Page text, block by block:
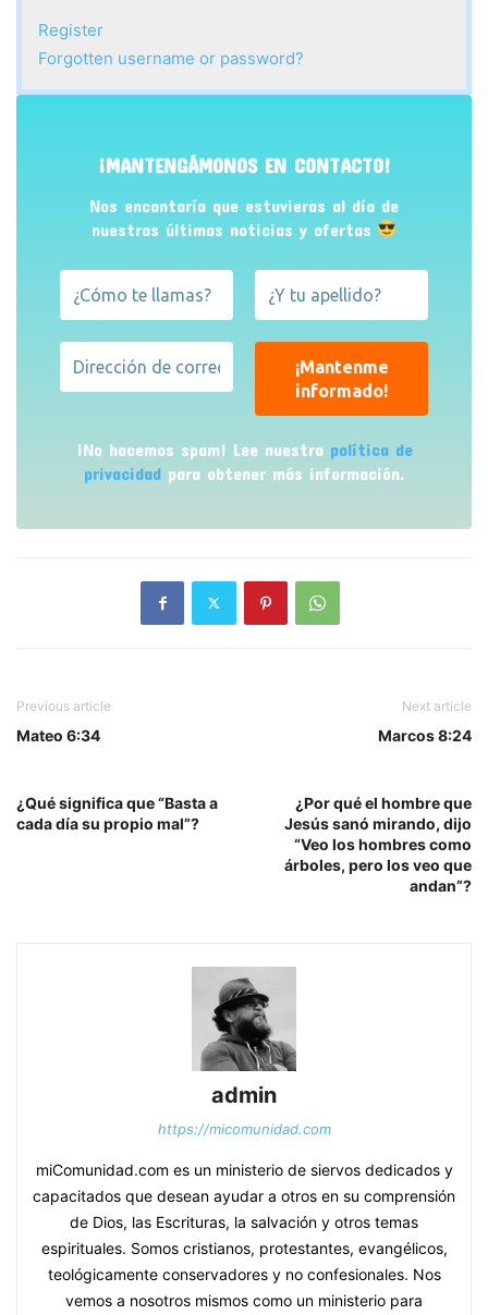
Register
Forgotten username or password?
¡MANTENGÁMONOS EN CONTACTO!
Nos encantaría que estuvieras al día de
nuestras últimas noticias y ofertas
¡No hacemos spam! Lee nuestra política de
privacidad para obtener más información.
Previous article
Mateo 6:34
¿Qué significa que “Basta a
cada día su propio mal”?
Next article
Marcos 8:24
¿Por qué el hombre que
Jesús sanó mirando, dijo
“Veo los hombres como
árboles, pero los veo que
andan”?
admin
https://micomunidad.com
miComunidad.com es un ministerio de siervos dedicados y
capacitados que desean ayudar a otros en su comprensión
de Dios, las Escrituras, la salvación y otros temas
espirituales. Somos cristianos, protestantes, evangélicos,
teológicamente conservadores y no confesionales. Nos
vemos a nosotros mismos como un ministerio para